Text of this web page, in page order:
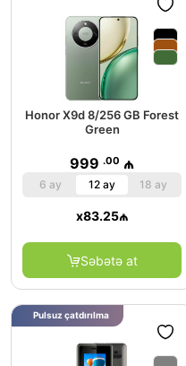
Honor X9d 8/256 GB Forest
Green
999 .00 ₼
6 ay 12 ay 18 ay
x83.25₼
Səbətə at
Pulsuz çatdırılma